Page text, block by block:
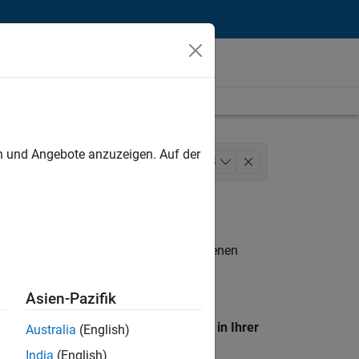
Sales Operations 4
. Wenn Sie noch immer keine offenen
unseres
Standort, um alle Stellenangebote in Ihrer
Angebote anzuzeigen. Auf der
Asien-Pazifik
Australia (English)
India (English)